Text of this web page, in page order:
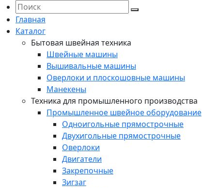
Главная
Каталог
Бытовая швейная техника
Швейные машины
Вышивальные машины
Оверлоки и плоскошовные машины
Манекены
Техника для промышленного производства
Промышленное швейное оборудование
Одноигольные прямострочные
Двухигольные прямострочные
Оверлоки
Двигатели
Закрепочные
Зигзаг